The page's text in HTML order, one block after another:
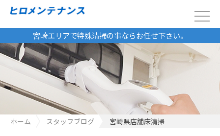
宮崎エリアで特殊清掃の事ならお任せ下さい。
ホーム スタッフブログ 宮崎県店舗床清掃